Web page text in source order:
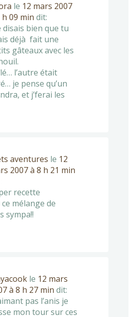
le 12 mars 2007
h 09 min dit:
disais bien que tu
déjà fait une
gâteaux avec les
l’autre était
je pense qu’un
et j’ferai les
aventures le 12
2007 à 8 h 21 min
recette
mélange de
sympa!!
le 12 mars
à 8 h 27 min dit:
pas l’anis je
mon tour sur ces